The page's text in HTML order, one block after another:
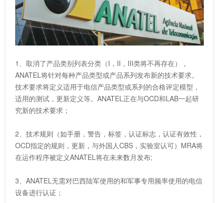
1、取消了产品类别列表分类（I，II，III类将不再存在），
ANATEL将针对每种产品类型或产品系列发布新的技术要求。
技术要求将定义适用于电信产品类型或系列的合格评定模型，
适用的测试，更新定义等。ANATEL正在与OCD和LAB一起研
究新的技术要求；
2、技术规则（如手册，警告，标签，认证标志，认证有效性，
OCD指定的规则，更新，与外国人CBS，实验室认可）MRA将
在运作程序被定义ANATEL将在未来数月发布;
3、ANATEL无需对巴西陆军使用的和军事专用频率使用的电信
设备进行认证；